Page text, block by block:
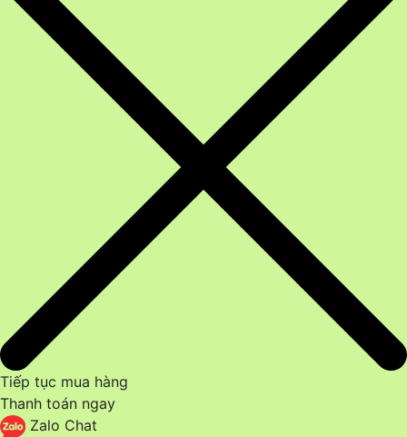
Tiếp tục mua hàng
Thanh toán ngay
Zalo Chat